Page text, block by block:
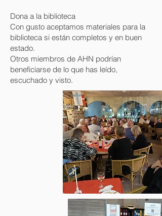
Dona a la biblioteca
Con gusto aceptamos materiales para la
biblioteca si están completos y en buen
estado.
Otros miembros de AHN podrían
beneficiarse de lo que has leído,
escuchado y visto.